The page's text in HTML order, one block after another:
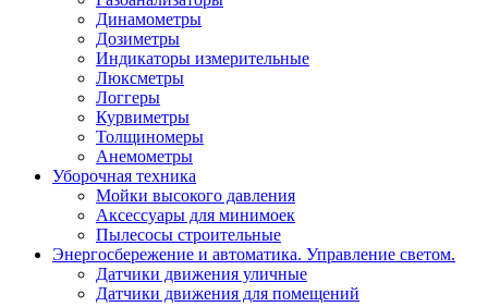
Динамометры
Дозиметры
Индикаторы измерительные
Люксметры
Логгеры
Курвиметры
Толщиномеры
Анемометры
Уборочная техника
Мойки высокого давления
Аксессуары для минимоек
Пылесосы строительные
Энергосбережение и автоматика. Управление светом.
Датчики движения уличные
Датчики движения для помещений